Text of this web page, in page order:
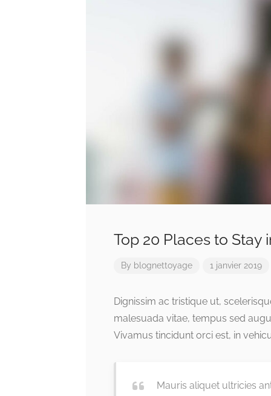
Top 20 Places to Stay
By blognettoyage 1 janvier 2019
Dignissim ac tristique ut,
malesuada vitae, tempus sed
Vivamus tincidunt orci est, in
Mauris aliquet ultricies